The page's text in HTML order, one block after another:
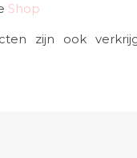
Shop
zijn ook